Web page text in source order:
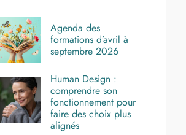
Agenda des
formations d’avril à
septembre 2026
Human Design :
comprendre son
fonctionnement pour
faire des choix plus
alignés